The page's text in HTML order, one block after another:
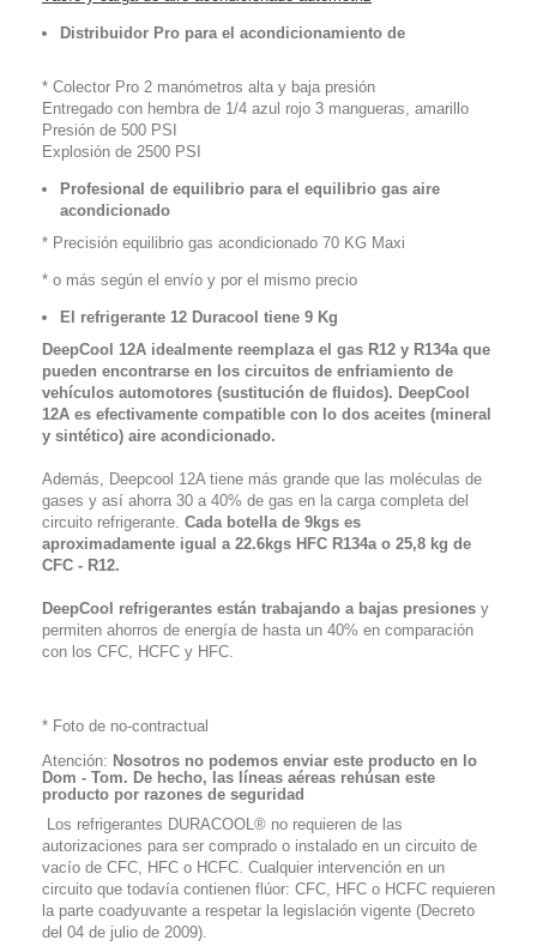
Distribuidor Pro para el acondicionamiento de
* Colector Pro 2 manómetros alta y baja presión
Entregado con hembra de 1/4 azul rojo 3 mangueras, amarillo
Presión de 500 PSI
Explosión de 2500 PSI
Profesional de equilibrio para el equilibrio gas aire
acondicionado
* Precisión equilibrio gas acondicionado 70 KG Maxi
* o más según el envío y por el mismo precio
El refrigerante 12 Duracool tiene 9 Kg
DeepCool 12A idealmente reemplaza el gas R12 y R134a que
pueden encontrarse en los circuitos de enfriamiento de
vehículos automotores (sustitución de fluidos). DeepCool
12A es efectivamente compatible con lo dos aceites (mineral
y sintético) aire acondicionado.
Además, Deepcool 12A tiene más grande que las moléculas de
gases y así ahorra 30 a 40% de gas en la carga completa del
circuito refrigerante. Cada botella de 9kgs es
aproximadamente igual a 22.6kgs HFC R134a o 25,8 kg de
CFC - R12.
DeepCool refrigerantes están trabajando a bajas presiones y
permiten ahorros de energía de hasta un 40% en comparación
con los CFC, HCFC y HFC.
* Foto de no-contractual
Atención: Nosotros no podemos enviar este producto en lo
Dom - Tom. De hecho, las líneas aéreas rehúsan este
producto por razones de seguridad
Los refrigerantes DURACOOL® no requieren de las
autorizaciones para ser comprado o instalado en un circuito de
vacío de CFC, HFC o HCFC. Cualquier intervención en un
circuito que todavía contienen flúor: CFC, HFC o HCFC requieren
la parte coadyuvante a respetar la legislación vigente (Decreto
del 04 de julio de 2009).